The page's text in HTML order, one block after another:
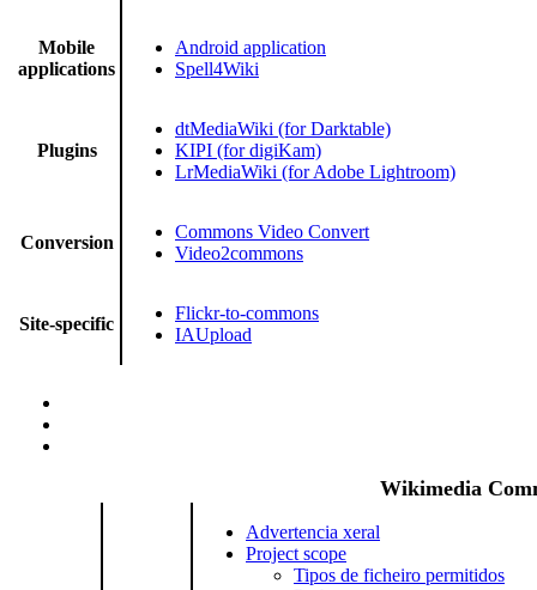
Mobile
applications
Android application
Spell4Wiki
Plugins
dtMediaWiki (for Darktable)
KIPI (for digiKam)
LrMediaWiki (for Adobe Lightroom)
Conversion
Commons Video Convert
Video2commons
Site-specific
Flickr-to-commons
IAUpload
Wikimedia
Advertencia xeral
Project scope
Tipos de ficheiro permitidos